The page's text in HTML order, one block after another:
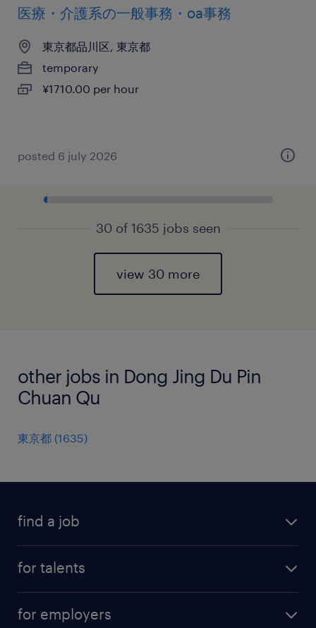
医療・介護系の一般事務・oa事務
東京都品川区, 東京都
temporary
¥1710.00 per hour
posted 6 july 2026
30 of 1635 jobs seen
view 30 more
other jobs in Dong Jing Du Pin
Chuan Qu
東京都 (1635)
find a job
for talents
for employers